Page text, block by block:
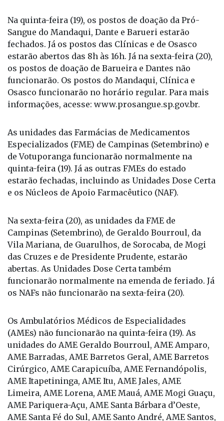
Na quinta-feira (19), os postos de doação da Pró-
Sangue do Mandaqui, Dante e Barueri estarão
fechados. Já os postos das Clínicas e de Osasco
estarão abertos das 8h às 16h. Já na sexta-feira (20),
os postos de doação de Barueira e Dantes não
funcionarão. Os postos do Mandaqui, Clínica e
Osasco funcionarão no horário regular. Para mais
informações, acesse: www.prosangue.sp.gov.br.
As unidades das Farmácias de Medicamentos
Especializados (FME) de Campinas (Setembrino) e
de Votuporanga funcionarão normalmente na
quinta-feira (19). Já as outras FMEs do estado
estarão fechadas, incluindo as Unidades Dose Certa
e os Núcleos de Apoio Farmacêutico (NAF).
Na sexta-feira (20), as unidades da FME de
Campinas (Setembrino), de Geraldo Bourroul, da
Vila Mariana, de Guarulhos, de Sorocaba, de Mogi
das Cruzes e de Presidente Prudente, estarão
abertas. As Unidades Dose Certa também
funcionarão normalmente na emenda de feriado. Já
os NAFs não funcionarão na sexta-feira (20).
Os Ambulatórios Médicos de Especialidades
(AMEs) não funcionarão na quinta-feira (19). As
unidades do AME Geraldo Bourroul, AME Amparo,
AME Barradas, AME Barretos Geral, AME Barretos
Cirúrgico, AME Carapicuíba, AME Fernandópolis,
AME Itapetininga, AME Itu, AME Jales, AME
Limeira, AME Lorena, AME Mauá, AME Mogi Guaçu,
AME Pariquera-Açu, AME Santa Bárbara d’Oeste,
AME Santa Fé do Sul, AME Santo André, AME Santos,